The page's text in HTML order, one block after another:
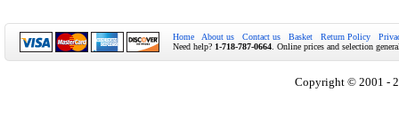
Home About us Contact us Basket Return Policy
Need help? 1-718-787-0664 . Online prices and selection
Copyright © 2001 -